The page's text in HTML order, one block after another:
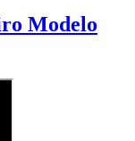
Modelo